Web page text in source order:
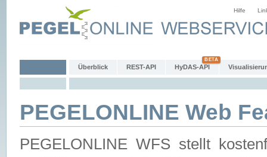
Hilfe
Überblick REST-API HyDAS-API
PEGELONLINE Web
PEGELONLINE WFS stellt